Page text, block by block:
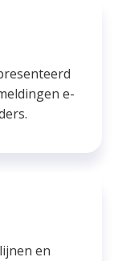
e-
en